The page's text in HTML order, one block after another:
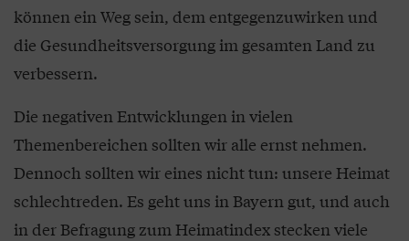
können ein Weg sein, dem entgegenzuwirken und
die Gesundheitsversorgung im gesamten Land zu
verbessern.
Die negativen Entwicklungen in vielen
Themenbereichen sollten wir alle ernst nehmen.
Dennoch sollten wir eines nicht tun: unsere Heimat
schlechtreden. Es geht uns in Bayern gut, und auch
in der Befragung zum Heimatindex stecken viele